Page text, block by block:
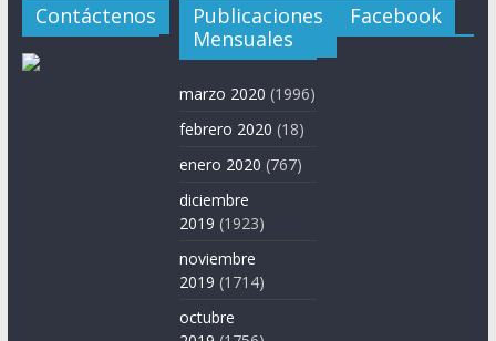
Contáctenos
Publicaciones
Mensuales
marzo 2020 (1996)
febrero 2020 (18)
enero 2020 (767)
diciembre
2019 (1923)
noviembre
2019 (1714)
octubre
Facebook